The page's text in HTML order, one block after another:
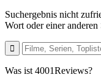
Suchergebnis nicht
Wort oder einer
Was ist 4001Reviews?